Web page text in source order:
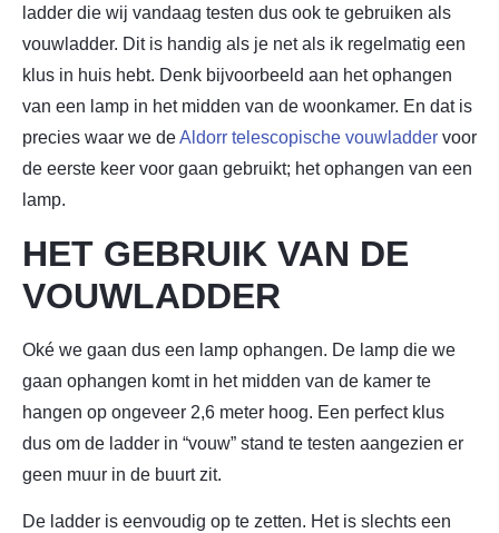
ladder die wij vandaag testen dus ook te gebruiken als
vouwladder. Dit is handig als je net als ik regelmatig een
klus in huis hebt. Denk bijvoorbeeld aan het ophangen
van een lamp in het midden van de woonkamer. En dat is
precies waar we deAldorr telescopische vouwladder voor
de eerste keer voor gaan gebruikt; het ophangen van een
lamp.
HET GEBRUIK VAN DE
VOUWLADDER
Oké we gaan dus een lamp ophangen. De lamp die we
gaan ophangen komt in het midden van de kamer te
hangen op ongeveer 2,6 meter hoog. Een perfect klus
dus om de ladder in “vouw” stand te testen aangezien er
geen muur in de buurt zit.
De ladder is eenvoudig op te zetten. Het is slechts een